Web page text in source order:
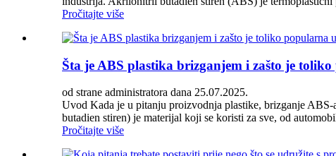
Pročitajte više
Šta je ABS plastika brizganjem i zašto je
od strane administratora dana 25.07.2025.
Uvod Kada je u pitanju proizvodnja plastike, brizganje
butadien stiren) je materijal koji se koristi za sve, od
Pročitajte više